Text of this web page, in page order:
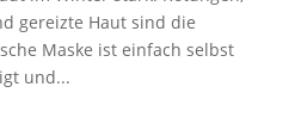
gereizte Haut sind die
Maske ist einfach selbst
und...